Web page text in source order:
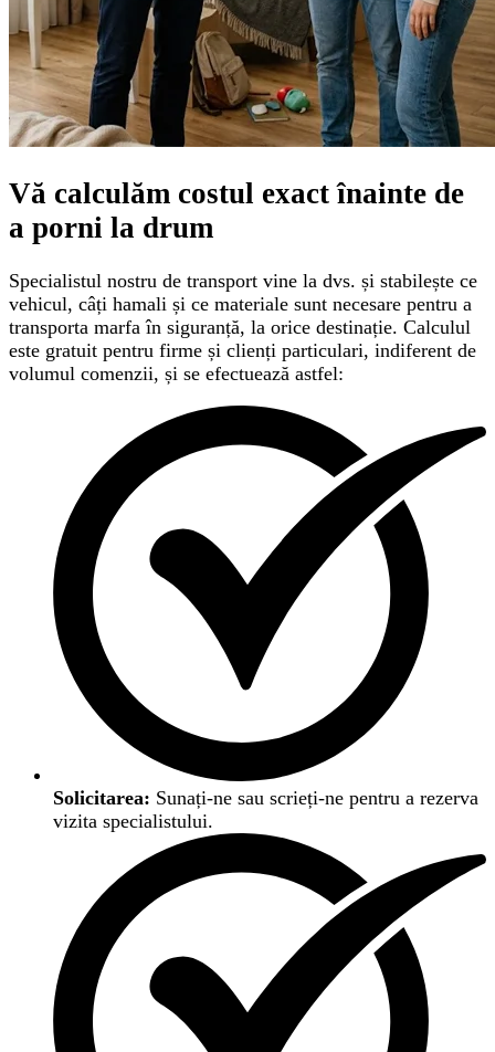
Vă calculăm costul exact înainte de
a porni la drum
Specialistul nostru de transport vine la dvs. și stabilește ce
vehicul, câți hamali și ce materiale sunt necesare pentru a
transporta marfa în siguranță, la orice destinație. Calculul
este gratuit pentru firme și clienți particulari, indiferent de
volumul comenzii, și se efectuează astfel:
Solicitarea: Sunați-ne sau scrieți-ne pentru a rezerva
vizita specialistului.